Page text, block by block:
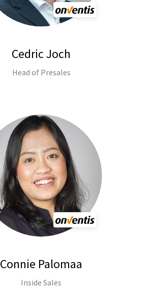
Cedric Joch
Head of Presales
Connie Palomaa
Inside Sales